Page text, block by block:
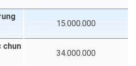
15.000.000
chun
34.000.000